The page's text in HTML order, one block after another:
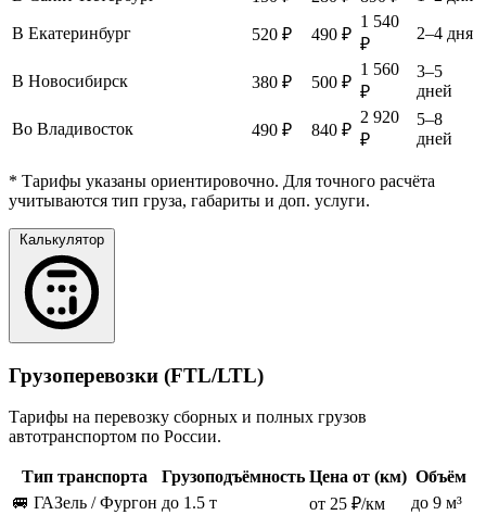
В Екатеринбург 520 ₽ 490 ₽
1 540
₽
2–4 дня
В Новосибирск 380 ₽ 500 ₽
1 560
₽
3–5
дней
Во Владивосток 490 ₽ 840 ₽
2 920
₽
5–8
дней
* Тарифы указаны ориентировочно. Для точного расчёта
учитываются тип груза, габариты и доп. услуги.
Калькулятор
Грузоперевозки (FTL/LTL)
Тарифы на перевозку сборных и полных грузов
автотранспортом по России.
Тип транспорта Грузоподъёмность Цена от (км) Объём
🚐 ГАЗель / Фургон до 1.5 т от 25 ₽/км
до 9 м³